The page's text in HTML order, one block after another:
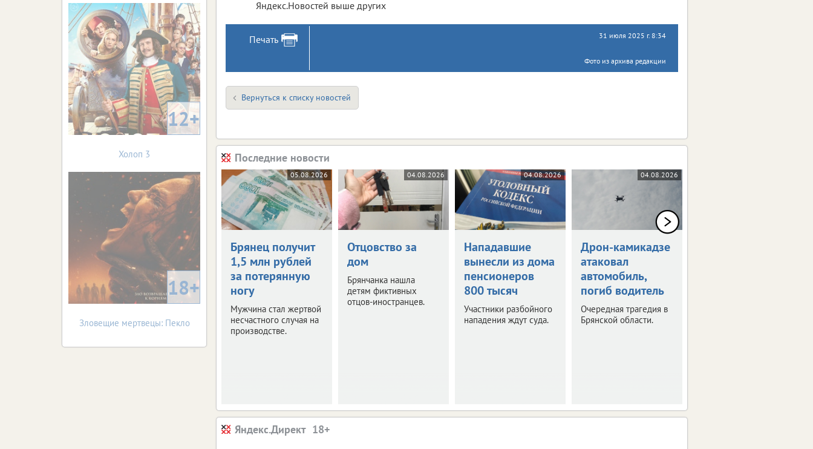
Яндекс.Новостей выше других
Печать 31 июля 2025 г. 8:34
Фото из архива редакции
Вернуться к списку новостей
Последние новости
05.08.2026
Брянец получит
1,5 млн рублей
за потерянную
ногу
Мужчина стал жертвой
несчастного случая на
производстве.
04.08.2026
Отцовство за
дом
Брянчанка нашла
детям фиктивных
отцов-иностранцев.
04.08.2026
Нападавшие
вынесли из дома
пенсионеров
800 тысяч
Участники разбойного
нападения ждут суда.
04.08.2026
Дрон-камикадзе
атаковал
автомобиль,
погиб водитель
Очередная трагедия в
Брянской области.
Яндекс.Директ
12+
Холоп 3
18+
Зловещие мертвецы: Пекло